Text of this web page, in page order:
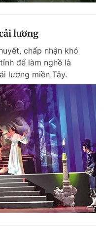
lương
chấp nhận khó
để làm nghề là
lương miền Tây.